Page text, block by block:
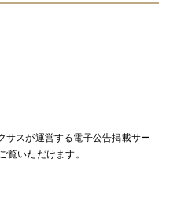
サスが運営する電子公告掲載サー
いただけます。